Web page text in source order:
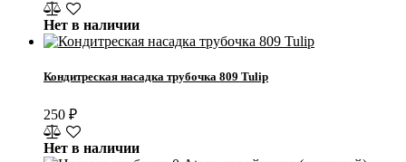
Нет в наличии
Кондитреская насадка трубочка 809 Tulip
250 ₽
Нет в наличии